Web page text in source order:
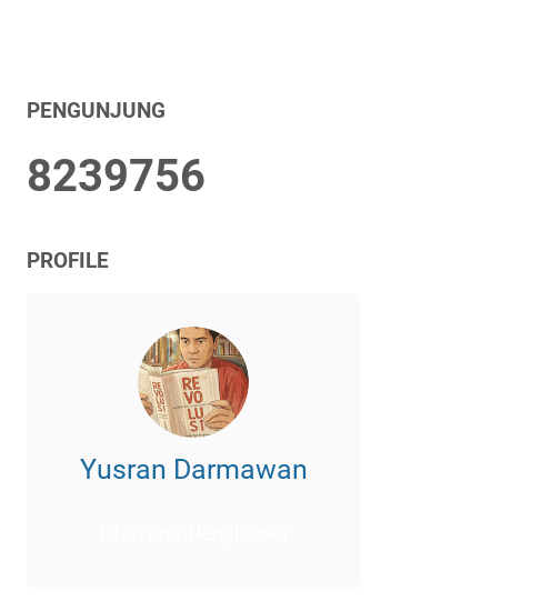
PENGUNJUNG
8239756
PROFILE
Yusran Darmawan